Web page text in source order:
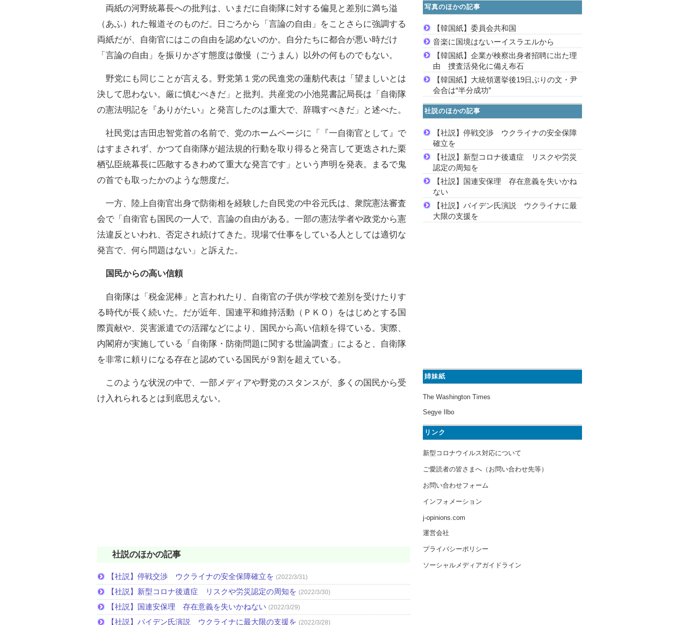
両紙の河野統幕長への批判は、いまだに自衛隊に対する偏見と差別に満ち溢
（あふ）れた報道そのものだ。日ごろから「言論の自由」をことさらに強調する
両紙だが、自衛官にはこの自由を認めないのか。自分たちに都合が悪い時だけ
「言論の自由」を振りかざす態度は傲慢（ごうまん）以外の何ものでもない。
野党にも同じことが言える。野党第１党の民進党の蓮舫代表は「望ましいとは
決して思わない。厳に慎むべきだ」と批判。共産党の小池晃書記局長は「自衛隊
の憲法明記を『ありがたい』と発言したのは重大で、辞職すべきだ」と述べた。
社民党は吉田忠智党首の名前で、党のホームページに「『一自衛官として』で
はすまされず、かつて自衛隊が超法規的行動を取り得ると発言して更迭された栗
栖弘臣統幕長に匹敵するきわめて重大な発言です」という声明を発表。まるで鬼
の首でも取ったかのような態度だ。
一方、陸上自衛官出身で防衛相を経験した自民党の中谷元氏は、衆院憲法審査
会で「自衛官も国民の一人で、言論の自由がある。一部の憲法学者や政党から憲
法違反といわれ、否定され続けてきた。現場で仕事をしている人としては適切な
発言で、何ら問題はない」と訴えた。
国民からの高い信頼
自衛隊は「税金泥棒」と言われたり、自衛官の子供が学校で差別を受けたりす
る時代が長く続いた。だが近年、国連平和維持活動（ＰＫＯ）をはじめとする国
際貢献や、災害派遣での活躍などにより、国民から高い信頼を得ている。実際、
内閣府が実施している「自衛隊・防衛問題に関する世論調査」によると、自衛隊
を非常に頼りになる存在と認めている国民が９割を超えている。
このような状況の中で、一部メディアや野党のスタンスが、多くの国民から受
け入れられるとは到底思えない。
社説のほかの記事
【社説】停戦交渉 ウクライナの安全保障確立を (2022/3/31)
【社説】新型コロナ後遺症 リスクや労災認定の周知を (2022/3/30)
【社説】国連安保理 存在意義を失いかねない (2022/3/29)
【社説】バイデン氏演説 ウクライナに最大限の支援を (2022/3/28)
写真のほかの記事
【韓国紙】委員会共和国
音楽に国境はないーイスラエルから
【韓国紙】企業が検察出身者招聘に出た理
由 捜査活発化に備え布石
【韓国紙】大統領選挙後19日ぶりの文・尹
会合は“半分成功”
社説のほかの記事
【社説】停戦交渉 ウクライナの安全保障
確立を
【社説】新型コロナ後遺症 リスクや労災
認定の周知を
【社説】国連安保理 存在意義を失いかね
ない
【社説】バイデン氏演説 ウクライナに最
大限の支援を
姉妹紙
The Washington Times
Segye Ilbo
リンク
新型コロナウイルス対応について
ご愛読者の皆さまへ（お問い合わせ先等）
お問い合わせフォーム
インフォメーション
j-opinions.com
運営会社
プライバシーポリシー
ソーシャルメディアガイドライン